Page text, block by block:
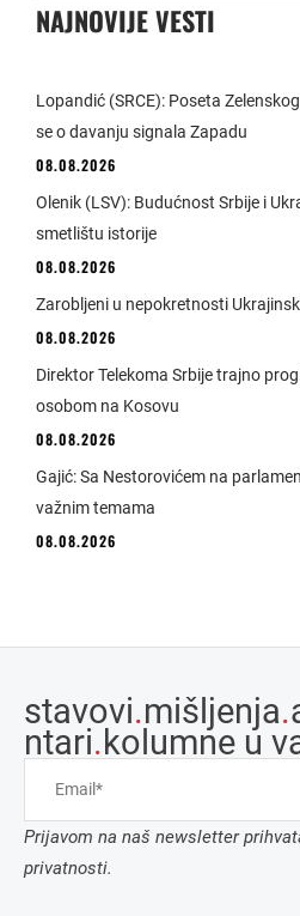
NAJNOVIJE VESTI
Lopandić (SRCE): Poseta
se o davanju signala Zapadu
08.08.2026
Olenik (LSV): Budućnost Srbije i
smetlištu istorije
08.08.2026
Zarobljeni u nepokretnosti
08.08.2026
Direktor Telekoma Srbije trajno
osobom na Kosovu
08.08.2026
Gajić: Sa Nestorovićem na
važnim temama
08.08.2026
stavovi.mišljenja.
ntari.kolumne u
Prijavom na naš newsletter
privatnosti.